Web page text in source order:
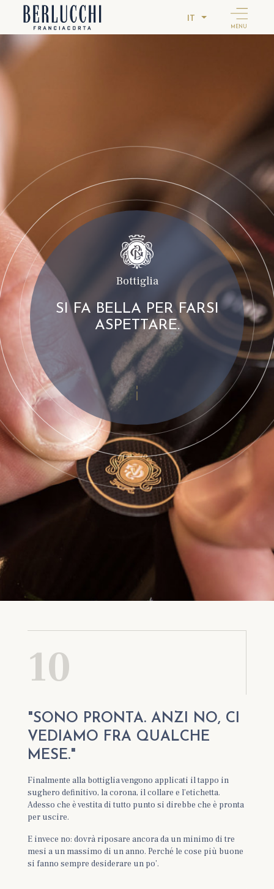
IT
MENU
Bottiglia
SI FA BELLA PER FARSI
ASPETTARE.
10
"SONO PRONTA. ANZI NO, CI
VEDIAMO FRA QUALCHE
MESE."
Finalmente alla bottiglia vengono applicati il tappo in
sughero definitivo, la corona, il collare e l’etichetta.
Adesso che è vestita di tutto punto si direbbe che è pronta
per uscire.
E invece no: dovrà riposare ancora da un minimo di tre
mesi a un massimo di un anno. Perché le cose più buone
si fanno sempre desiderare un po’.